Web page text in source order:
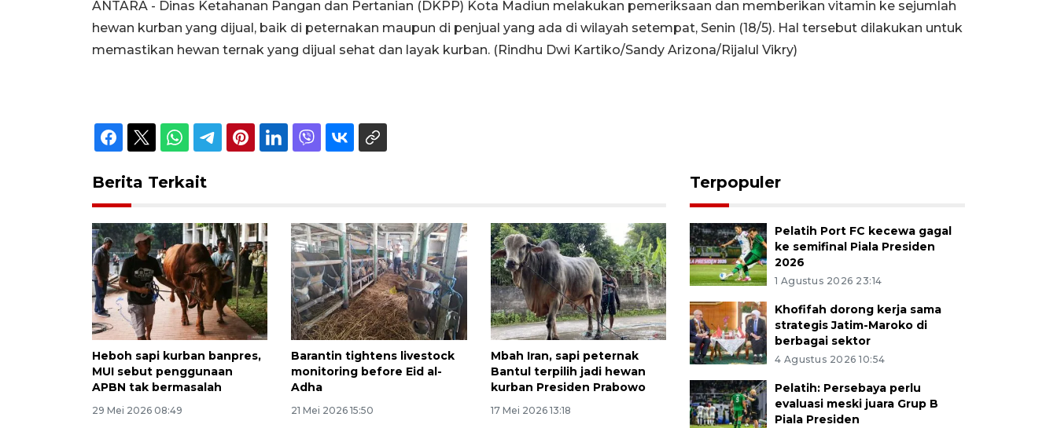
ANTARA - Dinas Ketahanan Pangan dan Pertanian (DKPP) Kota Madiun melakukan pemeriksaan dan memberikan vitamin ke sejumlah
hewan kurban yang dijual, baik di peternakan maupun di penjual yang ada di wilayah setempat, Senin (18/5). Hal tersebut dilakukan untuk
memastikan hewan ternak yang dijual sehat dan layak kurban. (Rindhu Dwi Kartiko/Sandy Arizona/Rijalul Vikry)
Berita Terkait
Heboh sapi kurban banpres,
MUI sebut penggunaan
APBN tak bermasalah
29 Mei 2026 08:49
Barantin tightens livestock
monitoring before Eid al-
Adha
21 Mei 2026 15:50
Mbah Iran, sapi peternak
Bantul terpilih jadi hewan
kurban Presiden Prabowo
17 Mei 2026 13:18
Terpopuler
Pelatih Port FC kecewa gagal
ke semifinal Piala Presiden
2026
1 Agustus 2026 23:14
Khofifah dorong kerja sama
strategis Jatim-Maroko di
berbagai sektor
4 Agustus 2026 10:54
Pelatih: Persebaya perlu
evaluasi meski juara Grup B
Piala Presiden